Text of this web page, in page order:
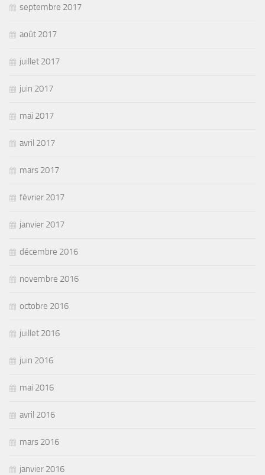
septembre 2017
août 2017
juillet 2017
juin 2017
mai 2017
avril 2017
mars 2017
février 2017
janvier 2017
décembre 2016
novembre 2016
octobre 2016
juillet 2016
juin 2016
mai 2016
avril 2016
mars 2016
janvier 2016